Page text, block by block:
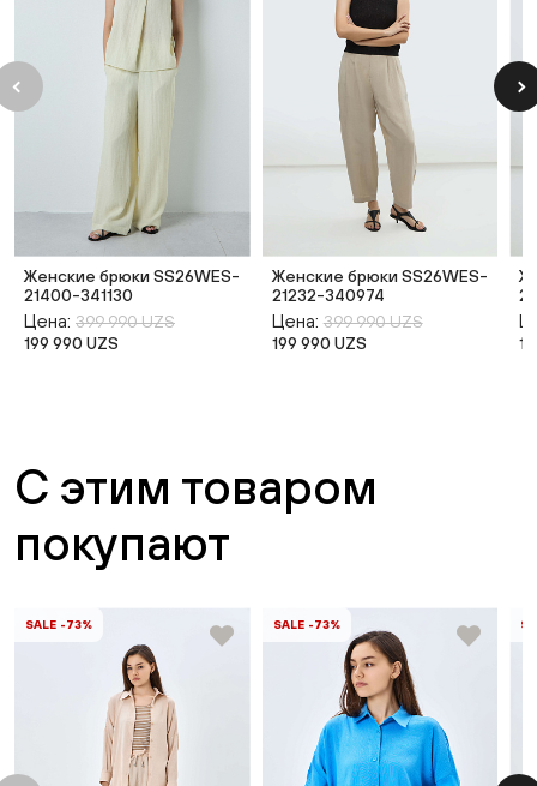
Женские брюки SS26WES-
21400-341130
Цена: 399 990 UZS
199 990 UZS
Женские брюки SS26WES-
21232-340974
Цена: 399 990 UZS
199 990 UZS
С этим товаром
покупают
SALE -73% SALE -73%